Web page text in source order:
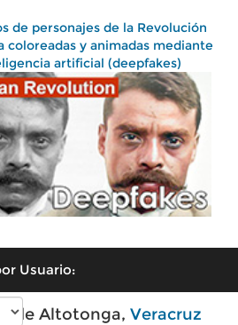
de personajes de la Revolución
coloreadas y animadas mediante
artificial (deepfakes)
Usuario:
de Altotonga, Veracruz